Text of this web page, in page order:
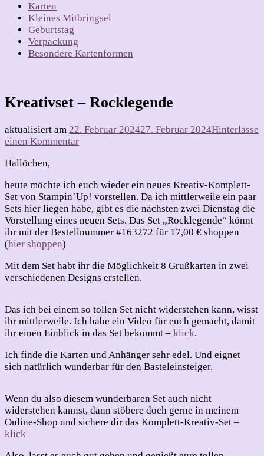
Karten
Kleines Mitbringsel
Geburtstag
Verpackung
Besondere Kartenformen
Kreativset – Rocklegende
aktualisiert am 22. Februar 202427. Februar 2024Hinterlasse
einen Kommentarzu
Hallöchen,
heute möchte ich euch wieder ein neues Kreativ-Komplett-
Set von Stampin`Up! vorstellen. Da ich mittlerweile ein paar
Sets hier liegen habe, gibt es die nächsten zwei Dienstag die
Vorstellung eines neuen Sets. Das Set „Rocklegende“ könnt
ihr mit der Bestellnummer #163272 für 17,00 € shoppen
(hier shoppen)
Mit dem Set habt ihr die Möglichkeit 8 Grußkarten in zwei
verschiedenen Designs erstellen.
Das ich bei einem so tollen Set nicht widerstehen kann, wisst
ihr mittlerweile. Ich habe ein Video für euch gemacht, damit
ihr einen Einblick in das Set bekommt – klick.
Ich finde die Karten und Anhänger sehr edel. Und eignet
sich natürlich wunderbar für den Basteleinsteiger.
Wenn du also diesem wunderbaren Set auch nicht
widerstehen kannst, dann stöbere doch gerne in meinem
Online-Shop und sichere dir das Komplett-Kreativ-Set –
klick